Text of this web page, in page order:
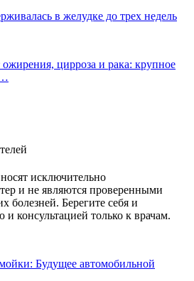
в желудке до трех недель
цирроза и рака: крупное
исключительно
и не являются проверенными
болезней. Берегите себя и
консультацией только к врачам.
Будущее автомобильной